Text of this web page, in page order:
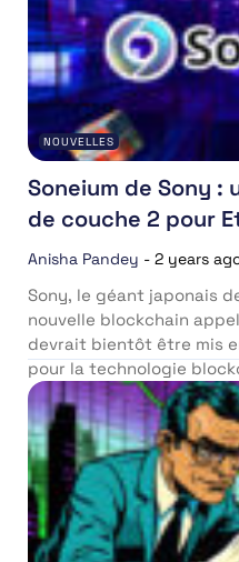
NOUVELLES
Soneium de Sony :
de couche 2 pour
Anisha Pandey - 2 years
Sony, le géant japonais
nouvelle blockchain
devrait bientôt être mis
pour la technologie